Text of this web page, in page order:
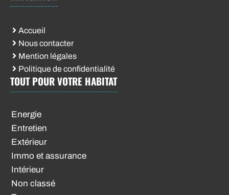
Accueil
Nous contacter
Mention légales
Politique de confidentialité
TOUT POUR VOTRE HABITAT
Energie
Entretien
Extérieur
Immo et assurance
Intérieur
Non classé